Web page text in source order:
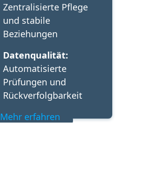
Zentralisierte Pflege
und stabile
Beziehungen
Datenqualität:
Automatisierte
Prüfungen und
Rückverfolgbarkeit
Mehr erfahren